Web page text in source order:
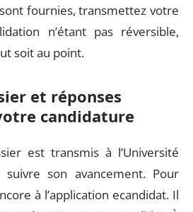
fournies, transmettez votre
n’étant pas réversible,
soit au point.
et réponses
candidature
est transmis à l’Université
suivre son avancement. Pour
à l’application ecandidat. Il